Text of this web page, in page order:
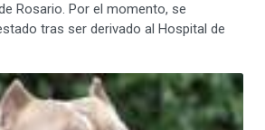
Rosario. Por el momento, se
tras ser derivado al Hospital de